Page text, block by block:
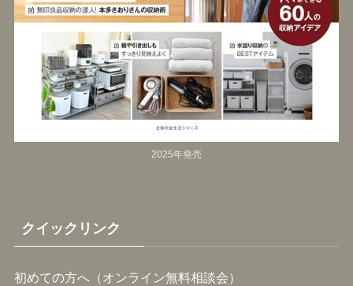
2025年発売
クイックリンク
初めての方へ（オンライン無料相談会）